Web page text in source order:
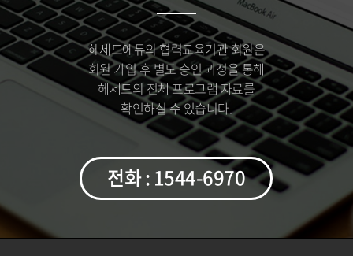
헤세드에듀의 협력교육기관 회원은
회원 가입 후 별도 승인 과정을 통해
헤세드의 전체 프로그램 자료를
확인하실 수 있습니다.
전화 : 1544-6970